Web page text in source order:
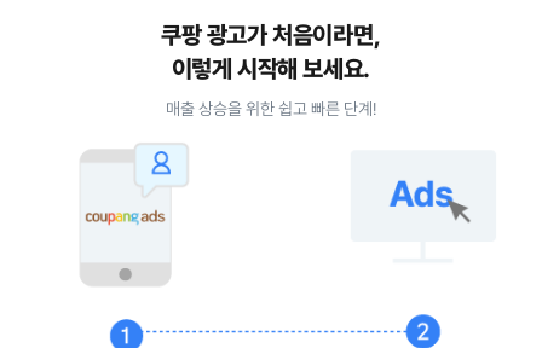
쿠팡 광고가 처음이라면,
이렇게 시작해 보세요.
매출 상승을 위한 쉽고 빠른 단계!